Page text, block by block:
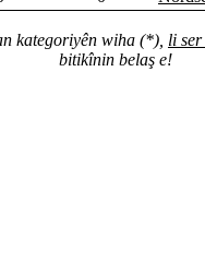
kategoriyên wiha (*), li
bitikînin belaş e!